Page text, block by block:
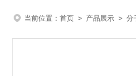
当前位置： 首页 > 产品展示 > 分